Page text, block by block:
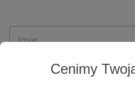
Cenimy
Patronite.pl, w tym
otrzymywania wsparcia na
ich przenoszenia,
wyrażenia sprzeciwu wobec
osobowych. Rejestracja dla